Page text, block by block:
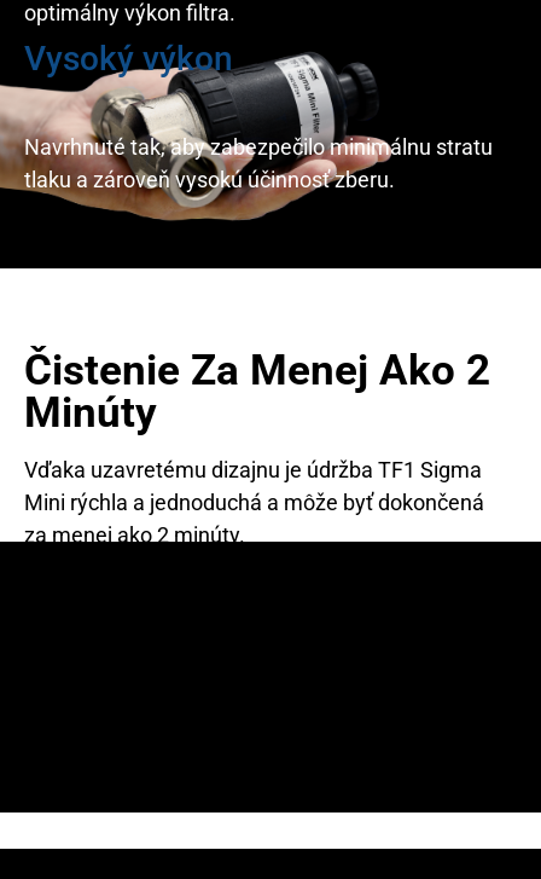
optimálny výkon filtra.
Vysoký výkon
Navrhnuté tak, aby zabezpečilo minimálnu stratu
tlaku a zároveň vysokú účinnosť zberu.
Čistenie Za Menej Ako 2
Minúty
Vďaka uzavretému dizajnu je údržba TF1 Sigma
Mini rýchla a jednoduchá a môže byť dokončená
za menej ako 2 minúty.